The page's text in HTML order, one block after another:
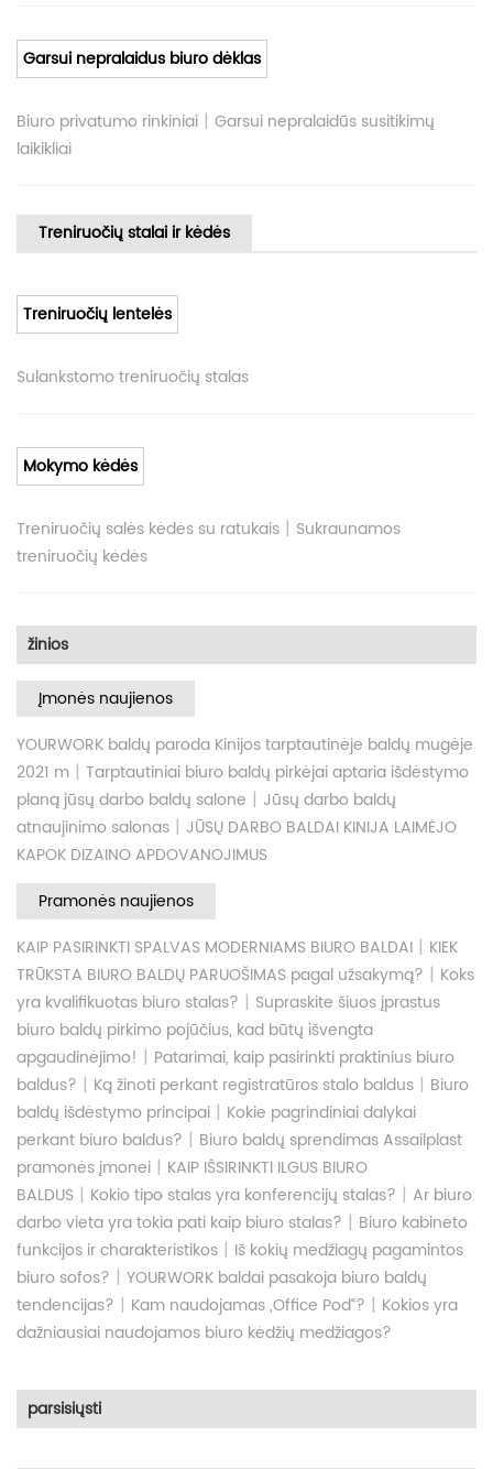
Garsui nepralaidus biuro dėklas
Biuro privatumo rinkiniai | Garsui nepralaidūs susitikimų
laikikliai
Treniruočių stalai ir kėdės
Treniruočių lentelės
Sulankstomo treniruočių stalas
Mokymo kėdės
Treniruočių salės kėdės su ratukais | Sukraunamos
treniruočių kėdės
žinios
Įmonės naujienos
YOURWORK baldų paroda Kinijos tarptautinėje baldų mugėje
2021 m | Tarptautiniai biuro baldų pirkėjai aptaria išdėstymo
planą jūsų darbo baldų salone | Jūsų darbo baldų
atnaujinimo salonas | JŪSŲ DARBO BALDAI KINIJA LAIMĖJO
KAPOK DIZAINO APDOVANOJIMUS
Pramonės naujienos
KAIP PASIRINKTI SPALVAS MODERNIAMS BIURO BALDAI | KIEK
TRŪKSTA BIURO BALDŲ PARUOŠIMAS pagal užsakymą? | Koks
yra kvalifikuotas biuro stalas? | Supraskite šiuos įprastus
biuro baldų pirkimo pojūčius, kad būtų išvengta
apgaudinėjimo! | Patarimai, kaip pasirinkti praktinius biuro
baldus? | Ką žinoti perkant registratūros stalo baldus | Biuro
baldų išdėstymo principai | Kokie pagrindiniai dalykai
perkant biuro baldus? | Biuro baldų sprendimas Assailplast
pramonės įmonei | KAIP IŠSIRINKTI ILGUS BIURO
BALDUS | Kokio tipo stalas yra konferencijų stalas? | Ar biuro
darbo vieta yra tokia pati kaip biuro stalas? | Biuro kabineto
funkcijos ir charakteristikos | Iš kokių medžiagų pagamintos
biuro sofos? | YOURWORK baldai pasakoja biuro baldų
tendencijas? | Kam naudojamas „Office Pod“? | Kokios yra
dažniausiai naudojamos biuro kėdžių medžiagos?
parsisiųsti